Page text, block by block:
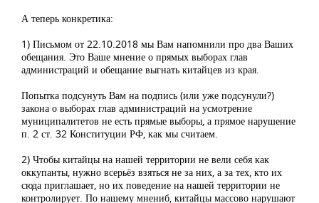
А теперь конкретика:
1) Письмом от 22.10.2018 мы Вам напомнили про два Ваших
обещания. Это Ваше мнение о прямых выборах глав
администраций и обещание выгнать китайцев из края.
Попытка подсунуть Вам на подпись (или уже подсунули?)
закона о выборах глав администраций на усмотрение
муниципалитетов не есть прямые выборы, а прямое нарушение
п. 2 ст. 32 Конституции РФ, как мы считаем.
2) Чтобы китайцы на нашей территории не вели себя как
оккупанты, нужно всерьёз взяться не за них, а за тех, кто их
сюда приглашает, но их поведение на нашей территории не
контролирует. По нашему мнениб, китайцы массово нарушают